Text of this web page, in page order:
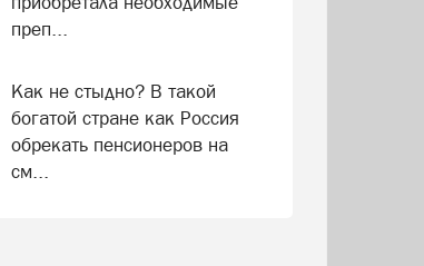
преп...
Как не стыдно? В такой
богатой стране как Россия
обрекать пенсионеров на
см...